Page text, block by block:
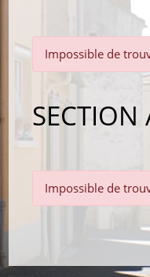
Impossible de
SECTION
Impossible de